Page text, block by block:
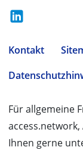
Kontakt
Für allgemeine
Ihnen gerne